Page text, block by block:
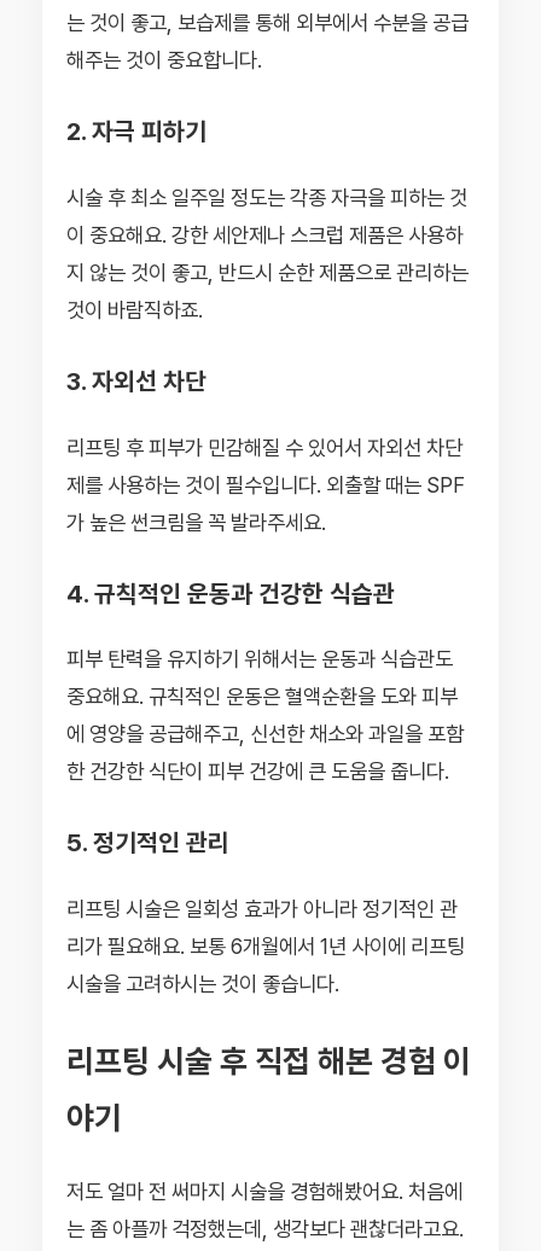
는 것이 좋고, 보습제를 통해 외부에서 수분을 공급
해주는 것이 중요합니다.
2. 자극 피하기
시술 후 최소 일주일 정도는 각종 자극을 피하는 것
이 중요해요. 강한 세안제나 스크럽 제품은 사용하
지 않는 것이 좋고, 반드시 순한 제품으로 관리하는
것이 바람직하죠.
3. 자외선 차단
리프팅 후 피부가 민감해질 수 있어서 자외선 차단
제를 사용하는 것이 필수입니다. 외출할 때는 SPF
가 높은 썬크림을 꼭 발라주세요.
4. 규칙적인 운동과 건강한 식습관
피부 탄력을 유지하기 위해서는 운동과 식습관도
중요해요. 규칙적인 운동은 혈액순환을 도와 피부
에 영양을 공급해주고, 신선한 채소와 과일을 포함
한 건강한 식단이 피부 건강에 큰 도움을 줍니다.
5. 정기적인 관리
리프팅 시술은 일회성 효과가 아니라 정기적인 관
리가 필요해요. 보통 6개월에서 1년 사이에 리프팅
시술을 고려하시는 것이 좋습니다.
리프팅 시술 후 직접 해본 경험 이
야기
저도 얼마 전 써마지 시술을 경험해봤어요. 처음에
는 좀 아플까 걱정했는데, 생각보다 괜찮더라고요.